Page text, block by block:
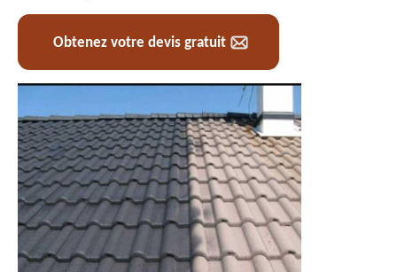
Obtenez votre devis gratuit